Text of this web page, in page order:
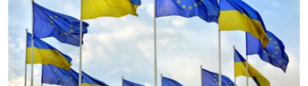
СПЕЦПРОЕКТИ
ДЕПОРТАЦІЯ
ВІДЕОУРОКИ «ELIFBE»
ЯК ОБІЙТИ БЛОКУВАННЯ
Русский